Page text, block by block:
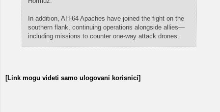
In addition, AH-64 Apaches have joined the fight on the
southern flank, continuing operations alongside allies—
including missions to counter one-way attack drones.
[Link mogu videti samo ulogovani korisnici]